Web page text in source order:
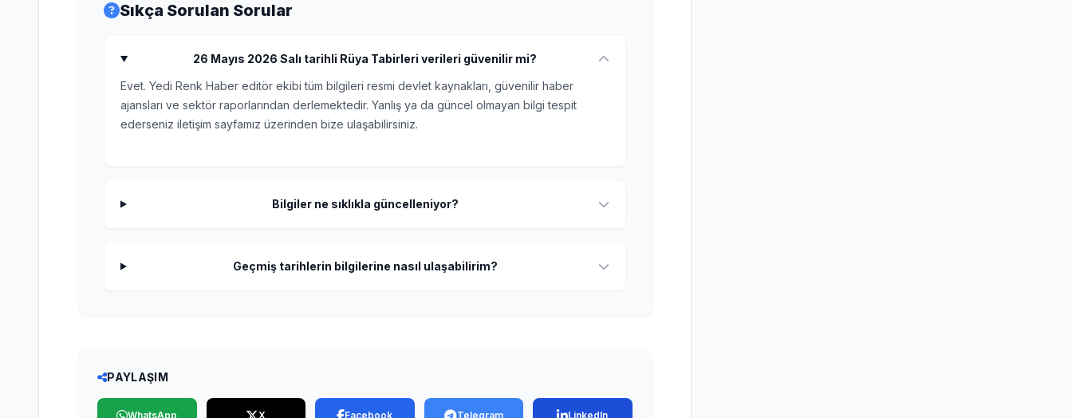
Sıkça Sorulan Sorular
26 Mayıs 2026 Salı tarihli Rüya Tabirleri verileri güvenilir mi?
Evet. Yedi Renk Haber editör ekibi tüm bilgileri resmi devlet kaynakları, güvenilir haber
ajansları ve sektör raporlarından derlemektedir. Yanlış ya da güncel olmayan bilgi tespit
ederseniz iletişim sayfamız üzerinden bize ulaşabilirsiniz.
Bilgiler ne sıklıkla güncelleniyor?
Geçmiş tarihlerin bilgilerine nasıl ulaşabilirim?
PAYLAŞIM
WhatsApp X Facebook Telegram LinkedIn